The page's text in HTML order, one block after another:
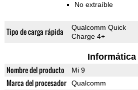
No extraíble
Tipo de carga rápida
Qualcomm Quick
Charge 4+
Informática
Nombre del producto Mi 9
Marca del procesador Qualcomm